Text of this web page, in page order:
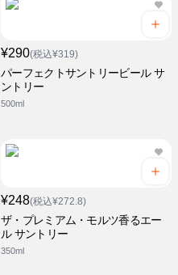
¥290(税込¥319)
パーフェクトサントリービール サ
ントリー
500ml
¥248(税込¥272.8)
ザ・プレミアム・モルツ香るエー
ル サントリー
350ml